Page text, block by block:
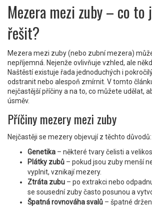
Mezera mezi zuby – co to
řešit?
Mezera mezi zuby (nebo zubní mezera)
nepříjemná. Nejenže ovlivňuje vzhled, ale
Naštěstí existuje řada jednoduchých i
odstranit nebo alespoň zmírnit. V tomto
nejčastější příčiny a na to, co můžete udělat,
úsměv.
Příčiny mezery mezi zuby
Nejčastěji se mezery objevují z těchto důvodů:
Genetika – některé tvary čelisti a
Plátky zubů – pokud jsou zuby menší
vyplnit, vznikají mezery.
Ztráta zubu – po extrakci nebo
se sousední zuby často posunou a
Špatná rovnováha svalů – špatné